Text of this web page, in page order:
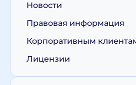
Новости
Правовая информация
Корпоративным
Лицензии